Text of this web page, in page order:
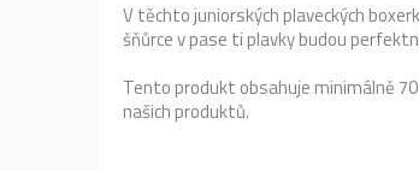
V těchto juniorských plaveckých
šňůrce v pase ti plavky budou
Tento produkt obsahuje minimálně
našich produktů.